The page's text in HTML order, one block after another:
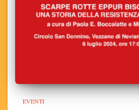
EVENTI